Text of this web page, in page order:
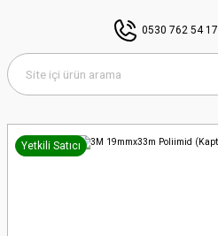
0530 762 54 17
Yetkili Satıcı